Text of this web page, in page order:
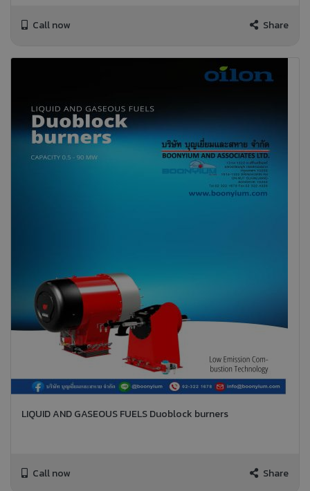
Call now Share
LIQUID AND GASEOUS FUELS Duoblock burners
Call now Share